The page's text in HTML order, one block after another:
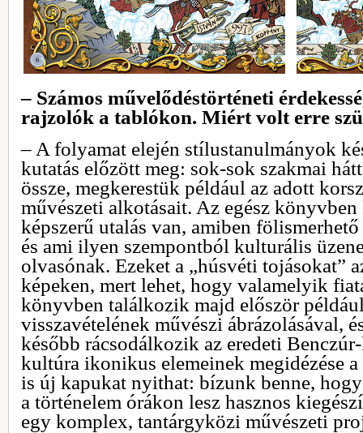
– Számos művelődéstörténeti
rajzolók a tablókon. Miért volt erre
– A folyamat elején stílustanulmányok
kutatás előzött meg: sok-sok szakmai
össze, megkerestük például az adott
művészeti alkotásait. Az egész
képszerű utalás van, amiben
és ami ilyen szempontból kulturális
olvasónak. Ezeket a „húsvéti tojásokat”
képeken, mert lehet, hogy valamelyik
könyvben találkozik majd először
visszavételének művészi ábrázolásával,
később rácsodálkozik az eredeti
kultúra ikonikus elemeinek megidézése a
is új kapukat nyithat: bízunk benne,
a történelem órákon lesz hasznos
egy komplex, tantárgyközi művészeti